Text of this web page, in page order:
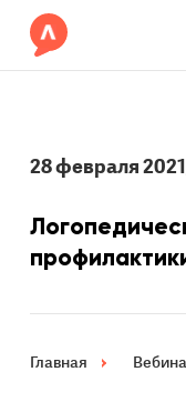
28 февраля
Главная